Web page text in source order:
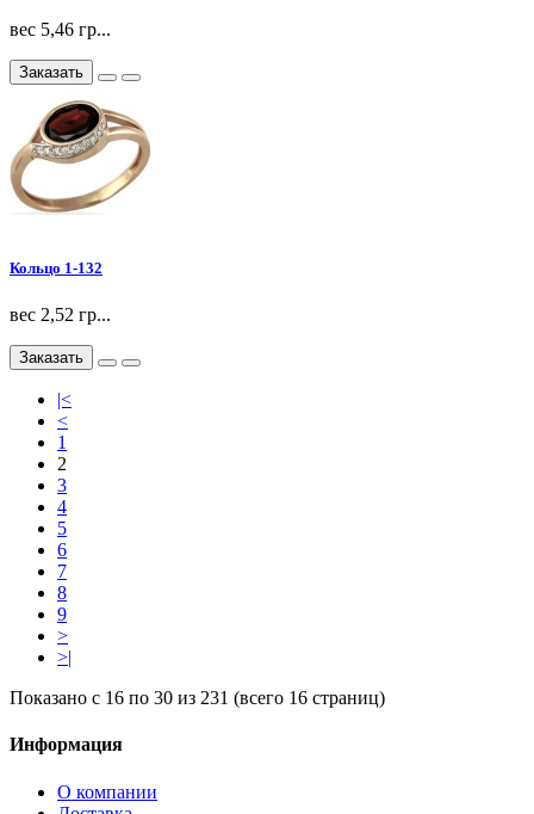
вес 5,46 гр...
Заказать
Кольцо 1-132
вес 2,52 гр...
Заказать
|<
<
1
2
3
4
5
6
7
8
9
>
>|
Показано с 16 по 30 из 231 (всего 16 страниц)
Информация
О компании